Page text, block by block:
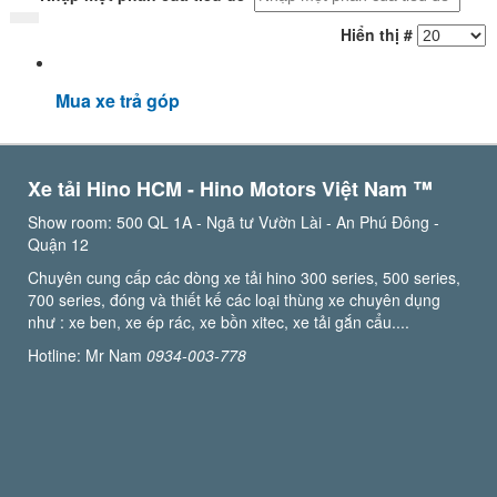
Hiển thị #
Mua xe trả góp
Xe tải Hino HCM - Hino Motors Việt Nam ™️
Show room: 500 QL 1A - Ngã tư Vườn Lài - An Phú Đông -
Quận 12
Chuyên cung cấp các dòng xe tải hino 300 series, 500 series,
700 series, đóng và thiết kế các loại thùng xe chuyên dụng
như : xe ben, xe ép rác, xe bồn xitec, xe tải gắn cẩu....
Hotline: Mr Nam 0934-003-778